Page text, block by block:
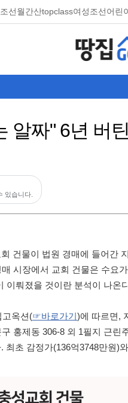
선월간산topclass여성조선어린
알짜" 6년 버
있습니다.
건물이 법원 경매에 들어간
시장에서 교회 건물은 수요
이뤄졌을 것이란 분석이 나온
고옥션(☞바로가기)에 따르면,
홍제동 306-8 외 1필지 근린
최초 감정가(136억3748만원)